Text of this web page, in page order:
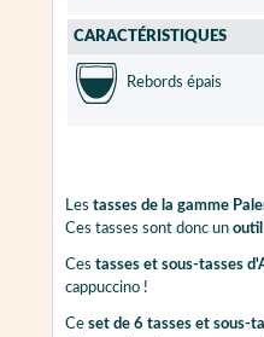
CARACTÉRISTIQUES
Rebords épais
Les tasses de la gamme
Ces tasses sont donc un outil
Ces tasses et sous-tasses
cappuccino !
Ce set de 6 tasses et sous-